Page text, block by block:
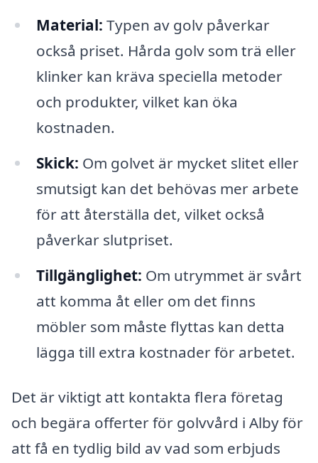
Material: Typen av golv påverkar
också priset. Hårda golv som trä eller
klinker kan kräva speciella metoder
och produkter, vilket kan öka
kostnaden.
Skick: Om golvet är mycket slitet eller
smutsigt kan det behövas mer arbete
för att återställa det, vilket också
påverkar slutpriset.
Tillgänglighet: Om utrymmet är svårt
att komma åt eller om det finns
möbler som måste flyttas kan detta
lägga till extra kostnader för arbetet.
Det är viktigt att kontakta flera företag
och begära offerter för golvvård i Alby för
att få en tydlig bild av vad som erbjuds